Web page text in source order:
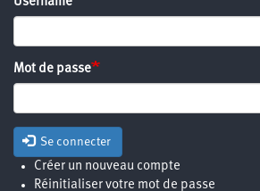
Mot de passe
Se connecter
Créer un nouveau compte
Réinitialiser votre mot de passe